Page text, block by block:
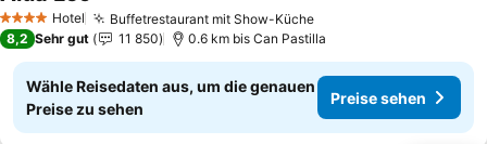
4 Sterne Hotel Buffetrestaurant mit Show-KüchePreise sehen
8,2 Sehr gut 11 850 0.6 km bis Can Pastilla
Wähle Reisedaten aus, um die genauen
Preise zu sehen
Preise sehen